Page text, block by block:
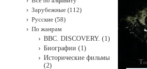
Зарубежные (112)
Русские (58)
По жанрам
BBC. DISCOVERY. (1)
Биографии (1)
Исторические фильмы
(2)